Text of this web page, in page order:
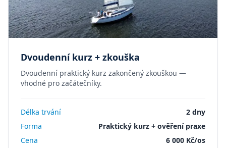
Dvoudenní kurz + zkouška
Dvoudenní praktický kurz zakončený zkouškou —
vhodné pro začátečníky.
Délka trvání
2 dny
Forma
Praktický kurz + ověření praxe
Cena
6 000 Kč/os